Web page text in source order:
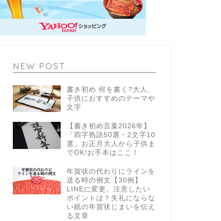
NEW POST
書き初め 何を書く?大人、
子供におすすめのテーマや
文字
【書き初め言葉2026年】
「四字熟語50選・2文字10
選」お正月大人から子供ま
でOK!お手本はここ！
年賀状の代わりにラインを
送る時の例文【30例】
LINEに変更。注意したい
ポイントは？失礼にならな
い紙の年賀状じまいを伝え
る文章